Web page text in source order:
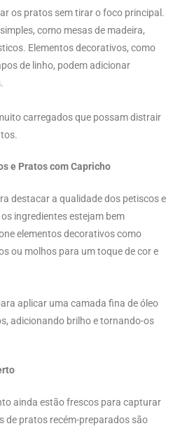
os pratos sem tirar o foco principal.
como mesas de madeira,
Elementos decorativos, como
de linho, podem adicionar
carregados que possam distrair
e Pratos com Capricho
destacar a qualidade dos petiscos e
ingredientes estejam bem
elementos decorativos como
ou molhos para um toque de cor e
aplicar uma camada fina de óleo
adicionando brilho e tornando-os
ainda estão frescos para capturar
de pratos recém-preparados são